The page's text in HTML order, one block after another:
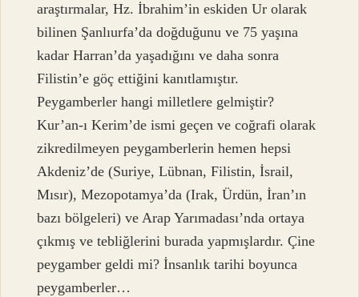
araştırmalar, Hz. İbrahim’in eskiden Ur olarak
bilinen Şanlıurfa’da doğduğunu ve 75 yaşına
kadar Harran’da yaşadığını ve daha sonra
Filistin’e göç ettiğini kanıtlamıştır.
Peygamberler hangi milletlere gelmiştir?
Kur’an-ı Kerim’de ismi geçen ve coğrafi olarak
zikredilmeyen peygamberlerin hemen hepsi
Akdeniz’de (Suriye, Lübnan, Filistin, İsrail,
Mısır), Mezopotamya’da (Irak, Ürdün, İran’ın
bazı bölgeleri) ve Arap Yarımadası’nda ortaya
çıkmış ve tebliğlerini burada yapmışlardır. Çine
peygamber geldi mi? İnsanlık tarihi boyunca
peygamberler…